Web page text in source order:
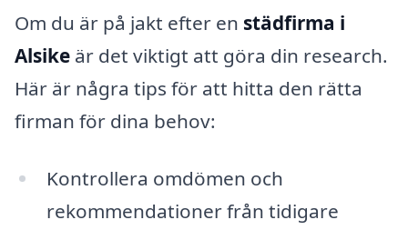
Om du är på jakt efter en städfirma i
Alsike är det viktigt att göra din research.
Här är några tips för att hitta den rätta
firman för dina behov:
Kontrollera omdömen och
rekommendationer från tidigare